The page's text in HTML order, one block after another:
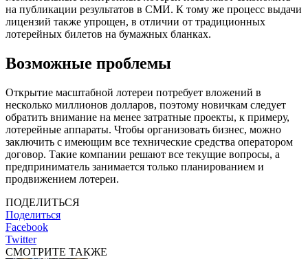
на публикации результатов в СМИ. К тому же процесс выдачи
лицензий также упрощен, в отличии от традиционных
лотерейных билетов на бумажных бланках.
Возможные проблемы
Открытие масштабной лотереи потребует вложений в
несколько миллионов долларов, поэтому новичкам следует
обратить внимание на менее затратные проекты, к примеру,
лотерейные аппараты. Чтобы организовать бизнес, можно
заключить с имеющим все технические средства оператором
договор. Такие компании решают все текущие вопросы, а
предприниматель занимается только планированием и
продвижением лотереи.
ПОДЕЛИТЬСЯ
Поделиться
Facebook
Twitter
СМОТРИТЕ ТАКЖЕ